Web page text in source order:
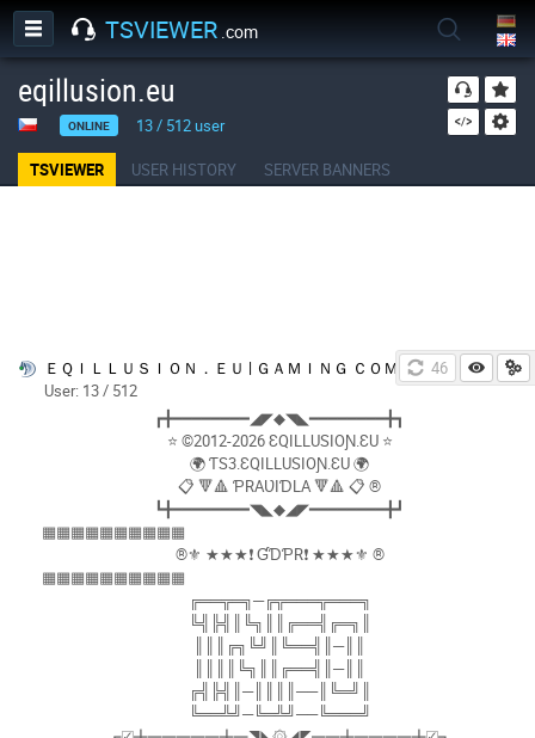
TSVIEWER .com
eqillusion.eu
ONLINE 13/ 512user
TSVIEWER USER HISTORY SERVER BANNERS
46
ＥＱＩＬＬＵＳＩＯＮ．ＥＵ | ＧＡＭＩＮＧ ＣＯＭＭＵＮＩＴＹ
User: 13 / 512
┏╋━━━━━━━━◢◤◆◥◣━━━━━━━━╋┓
⭐ ©2012-2026 ƐQILLUSIOƝ.ƐU ⭐
🌍 ƬS3.ƐQILLUSIOƝ.ƐU 🌍
📋 🔻🔺 ƤRAƲIƊLA 🔻🔺 📋 ®
┗╋━━━━━━━━◥◣◆◢◤━━━━━━━━╋┛
▦▦▦▦▦▦▦▦▦▦
®⚜ ★★★❗ ƓƊƤR❗ ★★★⚜ ®
▦▦▦▦▦▦▦▦▦▦
╔══╦═╗─╔╦═══╦═══╗
╚╣╠╣║╚╗║║╔══╣╔═╗║
║║║╔╗╚╝║╚══╣║─║║
║║║║╚╗║║╔══╣║─║║
╔╣╠╣║─║║║║──║╚═╝║
╚══╩╝─╚═╩╝──╚═══╝